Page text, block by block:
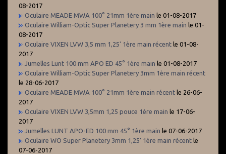
08-2017
Oculaire MEADE MWA 100° 21mm 1ère main le 01-08-2017
Oculaire William-Optic Super Planetery 3 mm 1ère main le 01-
08-2017
Oculaire VIXEN LVW 3,5 mm 1,25' 1ère main récent le 01-08-
2017
Jumelles Lunt 100 mm APO ED 45° 1ère main le 01-08-2017
Oculaire William-Optic Super Planetery 3mm 1ère main récent
le 28-06-2017
Oculaire MEADE MWA 100° 21mm 1ère main récent le 26-06-
2017
Oculaire VIXEN LVW 3,5mm 1,25 pouce 1ère main le 17-06-
2017
Jumelles LUNT APO-ED 100 mm 45° 1ère main le 07-06-2017
Oculaire WO Super Planetery 3mm 1,25' 1ère main récent le
07-06-2017